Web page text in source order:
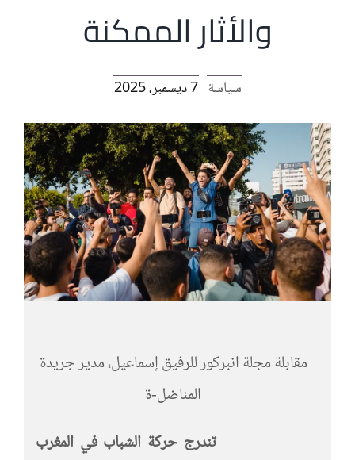
والأثار الممكنة
سياسة 7 ديسمبر، 2025
مقابلة مجلة انبركور للرفيق إسماعيل، مدير جريدة
المناضل-ة
تندرج حركة الشباب في المغرب